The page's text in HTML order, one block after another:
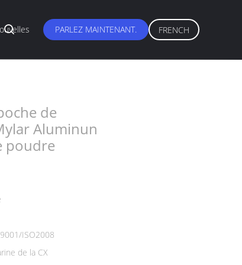
PARLEZ MAINTENANT. FRENCH
de
Aluminun
poudre
ISO2008
de la CX